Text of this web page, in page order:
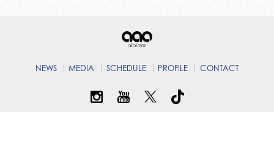
NEWS MEDIA SCHEDULE PROFILE CONTACT